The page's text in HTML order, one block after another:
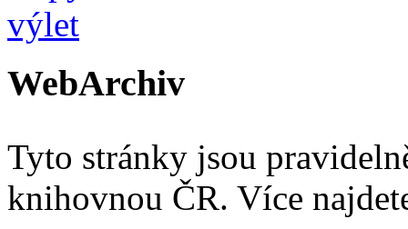
WebArchiv
Tyto stránky jsou
knihovnou ČR. Více